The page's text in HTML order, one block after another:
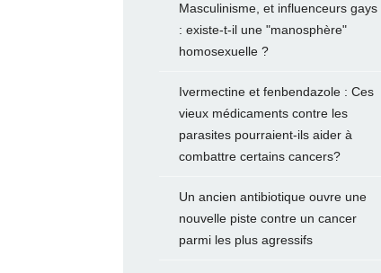
Masculinisme, et influenceurs gays
: existe-t-il une "manosphère"
homosexuelle ?
Ivermectine et fenbendazole : Ces
vieux médicaments contre les
parasites pourraient-ils aider à
combattre certains cancers?
Un ancien antibiotique ouvre une
nouvelle piste contre un cancer
parmi les plus agressifs